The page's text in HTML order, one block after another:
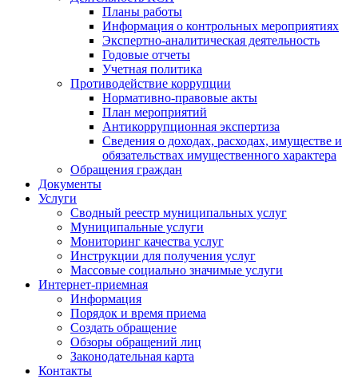
Планы работы
Информация о контрольных мероприятиях
Экспертно-аналитическая деятельность
Годовые отчеты
Учетная политика
Противодействие коррупции
Нормативно-правовые акты
План мероприятий
Антикоррупционная экспертиза
Сведения о доходах, расходах, имуществе и
обязательствах имущественного характера
Обращения граждан
Документы
Услуги
Сводный реестр муниципальных услуг
Муниципальные услуги
Мониторинг качества услуг
Инструкции для получения услуг
Массовые социально значимые услуги
Интернет-приемная
Информация
Порядок и время приема
Создать обращение
Обзоры обращений лиц
Законодательная карта
Контакты